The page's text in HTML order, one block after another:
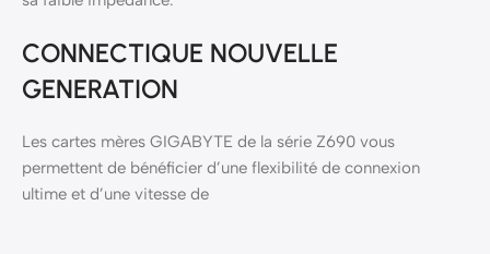
CONNECTIQUE NOUVELLE
GENERATION
Les cartes mères GIGABYTE de la série Z690 vous
permettent de bénéficier d’une flexibilité de connexion
ultime et d’une vitesse de